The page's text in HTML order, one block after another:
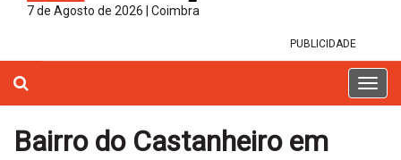
7 de Agosto de 2026 | Coimbra
PUBLICIDADE
T
o
Bairro do Castanheiro em